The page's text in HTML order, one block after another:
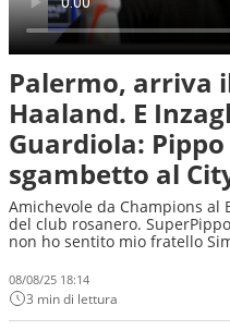
Palermo, arriva
Haaland. E
Guardiola:
sgambetto al
Amichevole da Champions
del club rosanero.
non ho sentito mio fratello
08/08/25 18:14
3 min di lettura